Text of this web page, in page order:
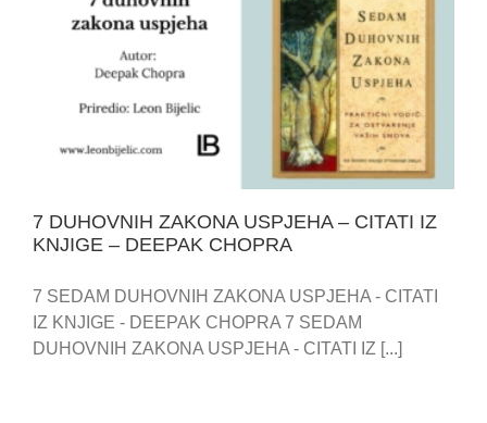
7 DUHOVNIH ZAKONA USPJEHA – CITATI IZ KNJIGE
– DEEPAK CHOPRA
7 DUHOVNIH ZAKONA USPJEHA – CITATI IZ
KNJIGE – DEEPAK CHOPRA
7 SEDAM DUHOVNIH ZAKONA USPJEHA - CITATI
IZ KNJIGE - DEEPAK CHOPRA 7 SEDAM
DUHOVNIH ZAKONA USPJEHA - CITATI IZ [...]